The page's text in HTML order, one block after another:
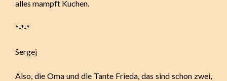
alles mampft Kuchen.
*-*-*
Sergej
Also, die Oma und die Tante Frieda, das sind schon zwei,